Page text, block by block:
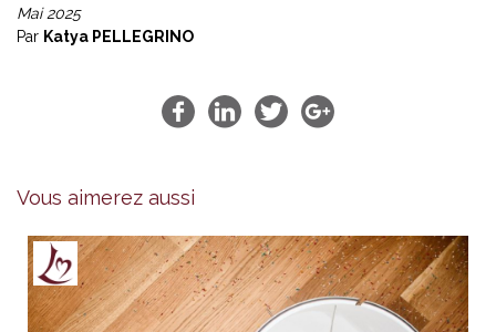
Mai 2025
Par Katya PELLEGRINO
Vous aimerez aussi